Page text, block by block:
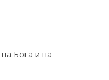
Бога и на